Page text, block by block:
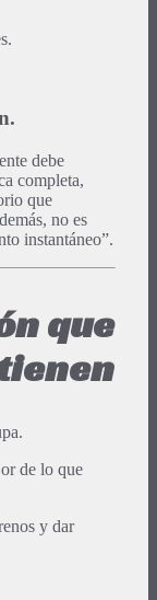
debe
completa,
que
no es
instantáneo”.
que
de lo que
y dar